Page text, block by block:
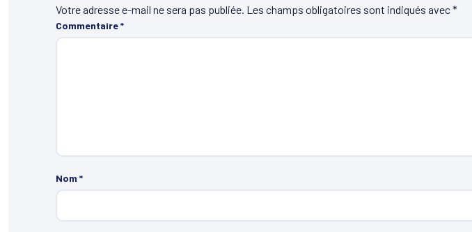
Votre adresse e-mail ne sera pas publiée. Les champs obligatoires sont indiqués avec*
Commentaire*
Nom *